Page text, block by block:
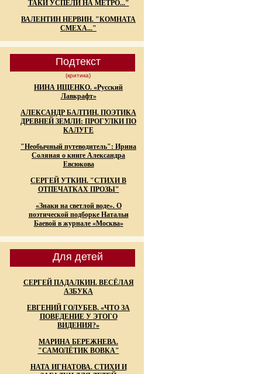
ТАКИ УСПЕЛИ НА МЕТРО..."
ВАЛЕНТИН НЕРВИН. "КОМНАТА
СМЕХА..."
Подтекст
(критика)
НИНА ИЩЕНКО. «Русский
Лавкрафт»
АЛЕКСАНДР БАЛТИН. ПОЭТИКА
ДРЕВНЕЙ ЗЕМЛИ: ПРОГУЛКИ ПО
КАЛУГЕ
"Необычный путеводитель": Ирина
Соляная о книге Александра
Евсюкова
СЕРГЕЙ УТКИН. "СТИХИ В
ОТПЕЧАТКАХ ПРОЗЫ"
«Знаки на светлой воде». О
поэтической подборке Натальи
Баевой в журнале «Москва»
Для детей
СЕРГЕЙ ПАДАЛКИН. ВЕСЁЛАЯ
АЗБУКА
ЕВГЕНИЙ ГОЛУБЕВ. «ЧТО ЗА
ПОВЕДЕНИЕ У ЭТОГО
ВИДЕНИЯ?»
МАРИНА БЕРЕЖНЕВА.
"САМОЛЁТИК ВОВКА"
НАТА ИГНАТОВА. СТИХИ И